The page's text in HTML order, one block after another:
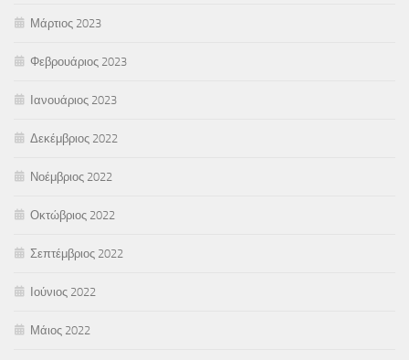
Μάρτιος 2023
Φεβρουάριος 2023
Ιανουάριος 2023
Δεκέμβριος 2022
Νοέμβριος 2022
Οκτώβριος 2022
Σεπτέμβριος 2022
Ιούνιος 2022
Μάιος 2022